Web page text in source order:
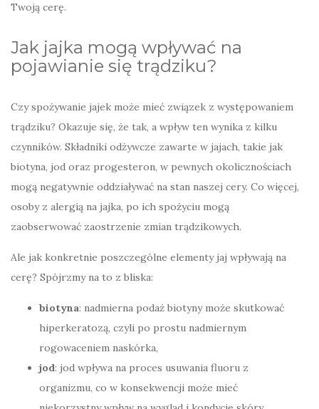
Twoją cerę.
Jak jajka mogą wpływać na
pojawianie się trądziku?
Czy spożywanie jajek może mieć związek z występowaniem
trądziku? Okazuje się, że tak, a wpływ ten wynika z kilku
czynników. Składniki odżywcze zawarte w jajach, takie jak
biotyna, jod oraz progesteron, w pewnych okolicznościach
mogą negatywnie oddziaływać na stan naszej cery. Co więcej,
osoby z alergią na jajka, po ich spożyciu mogą
zaobserwować zaostrzenie zmian trądzikowych.
Ale jak konkretnie poszczególne elementy jaj wpływają na
cerę? Spójrzmy na to z bliska:
biotyna: nadmierna podaż biotyny może skutkować
hiperkeratozą, czyli po prostu nadmiernym
rogowaceniem naskórka,
jod: jod wpływa na proces usuwania fluoru z
organizmu, co w konsekwencji może mieć